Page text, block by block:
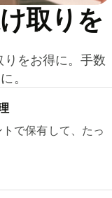
取りを
をお得に。手数
。
で保有して、たっ